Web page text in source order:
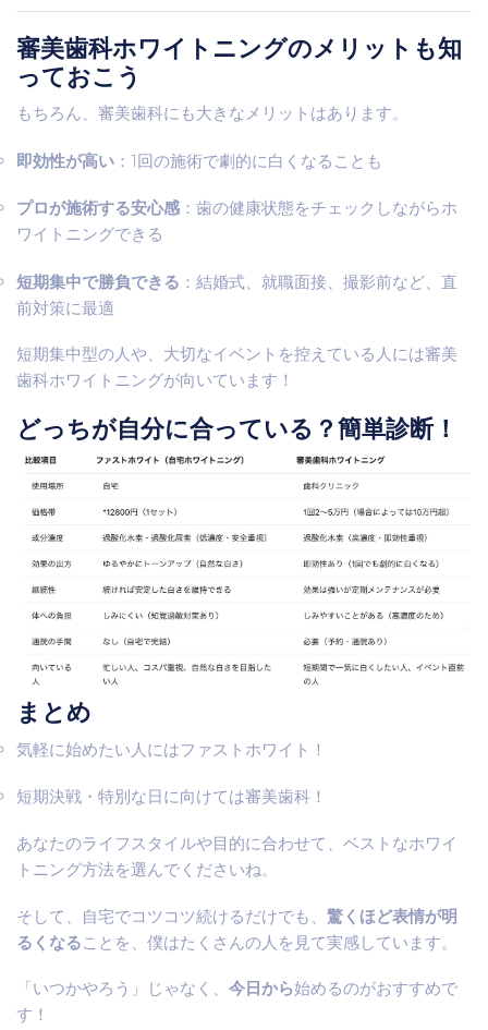
審美歯科ホワイトニングのメリットも知
っておこう
もちろん、審美歯科にも大きなメリットはあります。
即効性が高い ：1回の施術で劇的に白くなることも
プロが施術する安心感 ：歯の健康状態をチェックしながらホ
ワイトニングできる
短期集中で勝負できる ：結婚式、就職面接、撮影前など、直
前対策に最適
短期集中型の人や、大切なイベントを控えている人には審美
歯科ホワイトニングが向いています！
どっちが自分に合っている？簡単診断！
まとめ
気軽に始めたい人にはファストホワイト！
短期決戦・特別な日に向けては審美歯科！
あなたのライフスタイルや目的に合わせて、ベストなホワイ
トニング方法を選んでくださいね。
そして、自宅でコツコツ続けるだけでも、 驚くほど表情が明
るくなることを、僕はたくさんの人を見て実感しています。
「いつかやろう」じゃなく、 今日から始めるのがおすすめで
す！